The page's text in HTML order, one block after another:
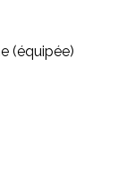
(équipée)